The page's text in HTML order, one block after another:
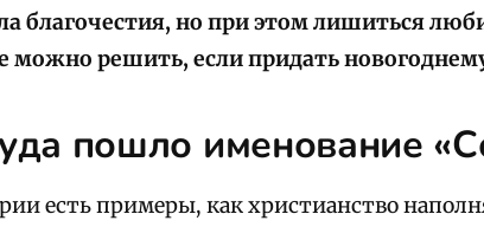
благочестия, но при этом лишиться
можно решить, если придать
пошло именование
есть примеры, как христианство